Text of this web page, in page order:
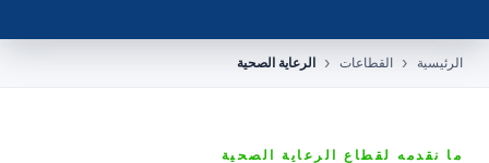
الرئيسية القطاعات الرعاية الصحية
ما نقدمه لقطاع الرعاية الصحية